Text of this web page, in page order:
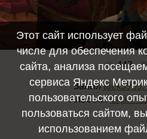
Полный размер -
443
Залил
Альбом:
Этот сайт использует
числе для обеспечения
сайта, анализа
сервиса Яндекс
пользовательского
пользоваться сайтом,
использованием